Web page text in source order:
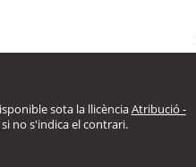
sota la llicènciaAtribució -
no s'indica el contrari.